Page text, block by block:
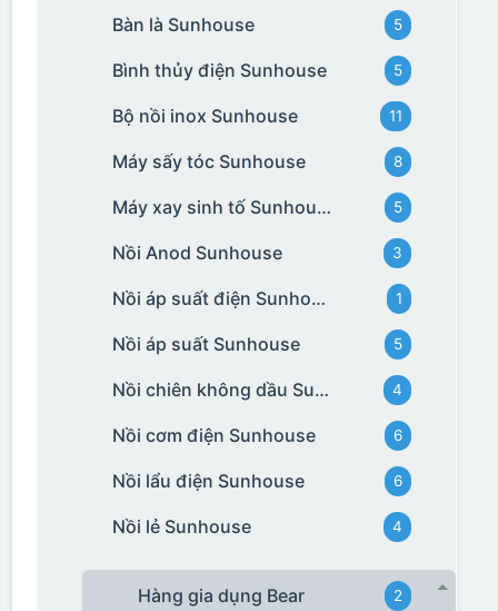
Bàn là Sunhouse 5
Bình thủy điện Sunhouse 5
Bộ nồi inox Sunhouse 11
Máy sấy tóc Sunhouse 8
Máy xay sinh tố Sunhouse 5
Nồi Anod Sunhouse 3
Nồi áp suất điện Sunhouse 1
Nồi áp suất Sunhouse 5
Nồi chiên không dầu Sunhouse 4
Nồi cơm điện Sunhouse 6
Nồi lẩu điện Sunhouse 6
Nồi lẻ Sunhouse 4
Hàng gia dụng Bear 2